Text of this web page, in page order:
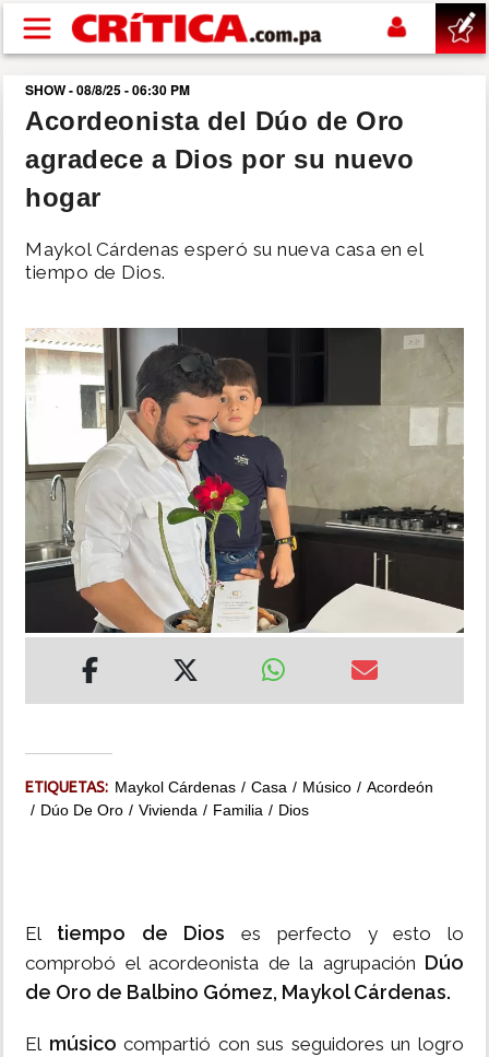
Pasar al contenido principal
buscar
SUCESOS
POLÍTICA
SHOW
DEPORTES
MUNDO
INSÓLITAS
MULTIMEDIA
SHOW - 08/8/25 - 06:30 PM
Acordeonista del Dúo de Oro
agradece a Dios por su nuevo
hogar
Maykol Cárdenas esperó su nueva casa en el
tiempo de Dios.
ETIQUETAS: Maykol Cárdenas Casa Músico
Acordeón
Dúo De Oro
Vivienda Familia Dios
El tiempo de Dios es perfecto y esto lo
comprobó el acordeonista de la agrupación Dúo
de Oro de Balbino Gómez, Maykol Cárdenas.
El músico compartió con sus seguidores un logro